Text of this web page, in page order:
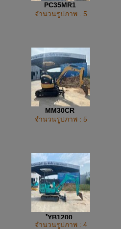
PC35MR1
จำนวนรูปภาพ : 5
MM30CR
จำนวนรูปภาพ : 5
ํฺYB1200
จำนวนรูปภาพ : 4